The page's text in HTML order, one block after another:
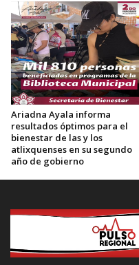
Ariadna Ayala informa
resultados óptimos para el
bienestar de las y los
atlixquenses en su segundo
año de gobierno